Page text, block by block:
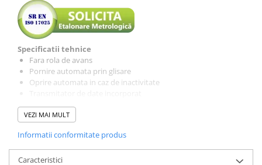
Specificatii tehnice
Fara rola de avans
Pornire automata prin glisare
Oprire automata in caz de inactivitate
Semnal Zigbee
Distanta de lucru max 6 metri
0-150 mm (0-6")
Rezolutie:
0,01 mm (0,0005")
VEZI MAI MULT
Informatii conformitate produs
Caracteristici